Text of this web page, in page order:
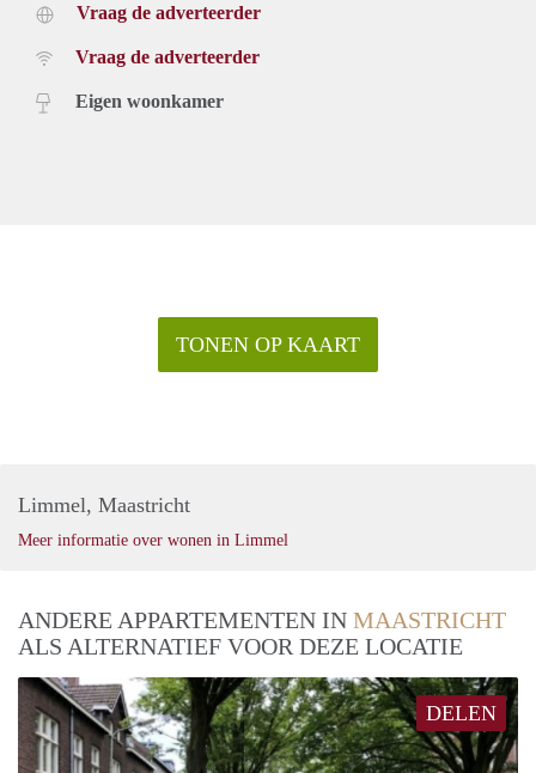
Vraag de adverteerder
Vraag de adverteerder
Eigen woonkamer
TONEN OP KAART
Limmel, Maastricht
Meer informatie over wonen in Limmel
ANDERE APPARTEMENTEN IN MAASTRICHT
ALS ALTERNATIEF VOOR DEZE LOCATIE
DELEN